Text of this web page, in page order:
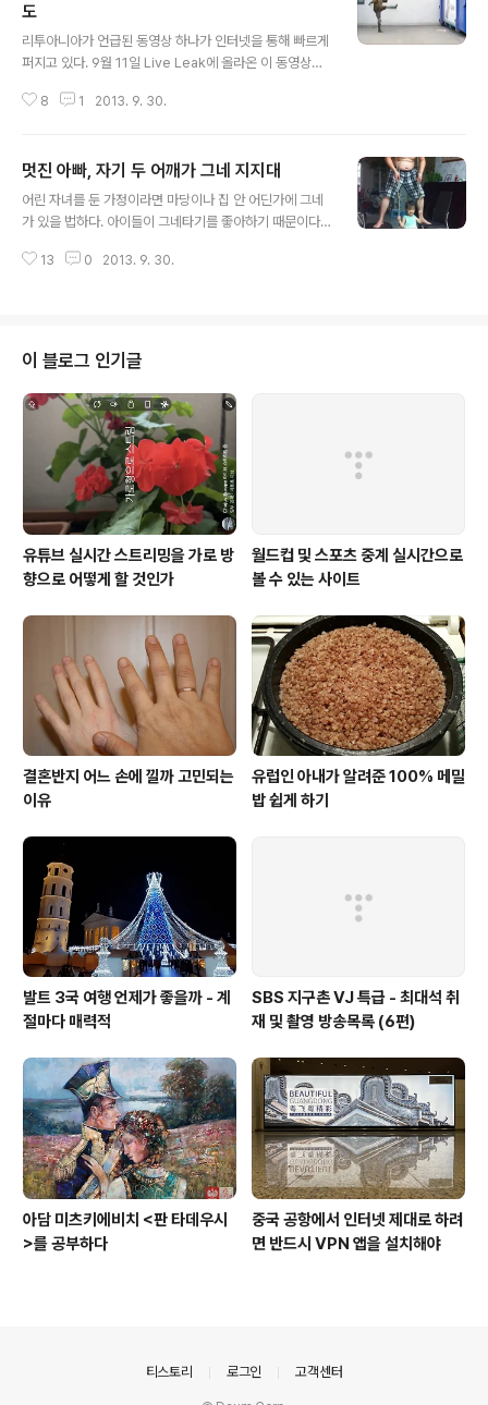
도
리투아니아가 언급된 동영상 하나가 인터넷을 통해 빠르게
퍼지고 있다. 9월 11일 Live Leak에 올라온 이 동영상은
아 군인들이 지루할 때"이다. 군복을 한 사람이컨테이너 쓰
몸을 웅크리면서 폭발을 피하는 시늉을 하는 모습에 웃음
이 절로 나온다. 익살스럽다. 그런데 이어지는 발치기가 장
난이 아니다. "캔 차기 태권도"를 보는 듯하다. 군인들이 여
사이에 어떤 이는 편집된 영상이라고 주장하고, 어떤 이는
8 1 2013. 9. 30.
멋진 아빠, 자기 두 어깨가 그네 지지대
어린 자녀를 둔 가정이라면 마당이나 집 안 어딘가에 그네
가 있을 법하다. 아이들이 그네타기를 좋아하기 때문이다.
기 다리를 내줄 것이다. 그러면 아이는 아빠 다리를 꼭 껴안
대로 활용하고 있다. * 사진출처 image source link 큰
각도로 왕복해서 그네를 탈 수 없지만, 딸아이가 아빠의 정
을 느끼기에는 충분할 듯하다. 이 사진을 보니 우리 집 발코
니에 있는 그네가 떠올랐다. 딸아이가 두 살이었을 때 이 그
네를 매달았는 데 아직도 있다. 얼마 전 이제 더 이상 필요
할 것 ..
13 0 2013. 9. 30.
이 블로그 인기글
유튜브 실시간 스트리밍을 가로 방
향으로 어떻게 할 것인가
월드컵 및 스포츠 중계 실시간으로
볼 수 있는 사이트
결혼반지 어느 손에 낄까 고민되는
이유
유럽인 아내가 알려준 100% 메밀
밥 쉽게 하기
발트 3국 여행 언제가 좋을까 - 계
절마다 매력적
SBS 지구촌 VJ 특급 - 최대석 취
재 및 촬영 방송목록 (6편)
아담 미츠키에비치 <판 타데우시
>를 공부하다
중국 공항에서 인터넷 제대로 하려
면 반드시 VPN 앱을 설치해야
티스토리 로그인 고객센터